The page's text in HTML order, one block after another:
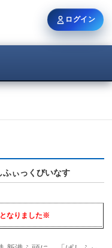
ふぃっくびいなす
なりました※
ログイン